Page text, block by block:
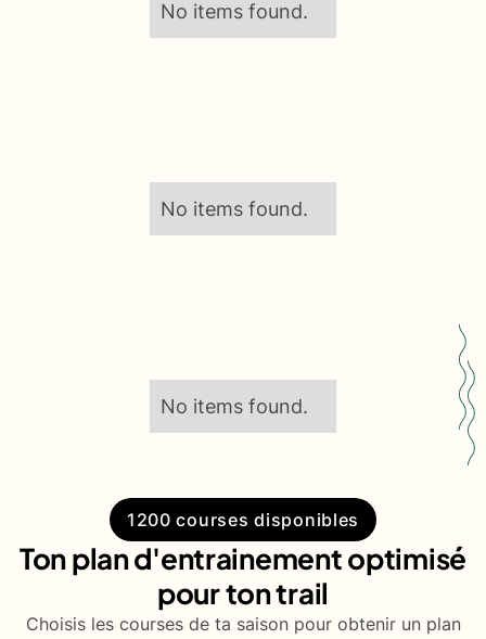
No items found.
No items found.
No items found.
1200 courses disponibles
Ton plan d'entrainement optimisé
pour ton trail
Choisis les courses de ta saison pour obtenir un plan